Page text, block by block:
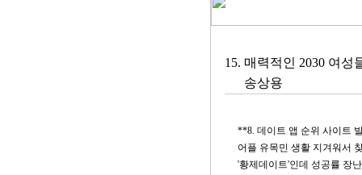
15. 매력적인 2030 여
송상용
**8. 데이트 앱 순위 사이트
어플 유목민 생활 지겨워서
'황제데이트'인데 성공률 장